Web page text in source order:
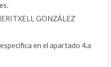
GONZÁLEZ
en el apartado 4.a